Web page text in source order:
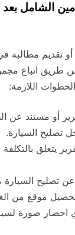
الشامل
تقديم مطالبة
طريق اتباع
اللازمة:
أو مستند عن
تصليح السيارة.
يتعلق بالتكلفة
تصليح السيارة
موقع من
صورة